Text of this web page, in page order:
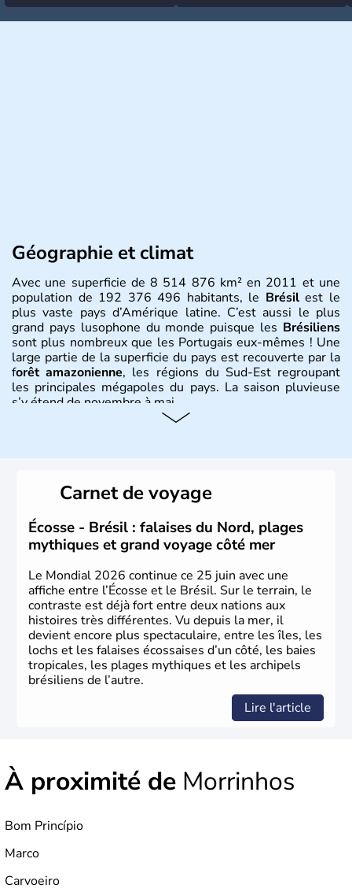
Géographie et climat
Avec une superficie de 8 514 876 km² en 2011 et une
population de 192 376 496 habitants, le Brésilest le
plus vaste pays d’Amérique latine. C’est aussi le plus
grand pays lusophone du monde puisque les Brésiliens
sont plus nombreux que les Portugais eux-mêmes ! Une
large partie de la superficie du pays est recouverte par la
forêt amazonienne, les régions du Sud-Est regroupant
les principales mégapoles du pays. La saison pluvieuse
s’y étend de novembre à mai.
du Brésil ont été atteintes par le portugais Cabral en
1500. Durant le XVIe siècle, de très nombreux esclaves
venus d'Afrique ont permis une large exploitation des
ressources en sucre du pays.
Carnet de voyage
Écosse - Brésil : falaises du Nord, plages
mythiques et grand voyage côté mer
Le Mondial 2026 continue ce 25 juin avec une
affiche entre l’Écosse et le Brésil. Sur le terrain, le
contraste est déjà fort entre deux nations aux
histoires très différentes. Vu depuis la mer, il
devient encore plus spectaculaire, entre les îles, les
lochs et les falaises écossaises d’un côté, les baies
tropicales, les plages mythiques et les archipels
brésiliens de l’autre.
Lire l'article
À proximité de Morrinhos
Bom Princípio
Marco
Carvoeiro